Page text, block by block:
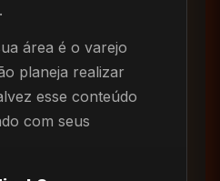
área é o varejo
planeja realizar
esse conteúdo
com seus